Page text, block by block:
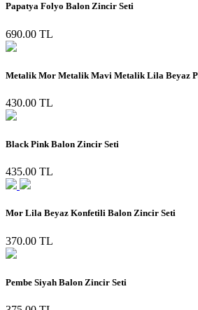
Papatya Folyo Balon Zincir Seti
690.00 TL
Metalik Mor Metalik Mavi Metalik Lila Beyaz
430.00 TL
Black Pink Balon Zincir Seti
435.00 TL
Mor Lila Beyaz Konfetili Balon Zincir Seti
370.00 TL
Pembe Siyah Balon Zincir Seti